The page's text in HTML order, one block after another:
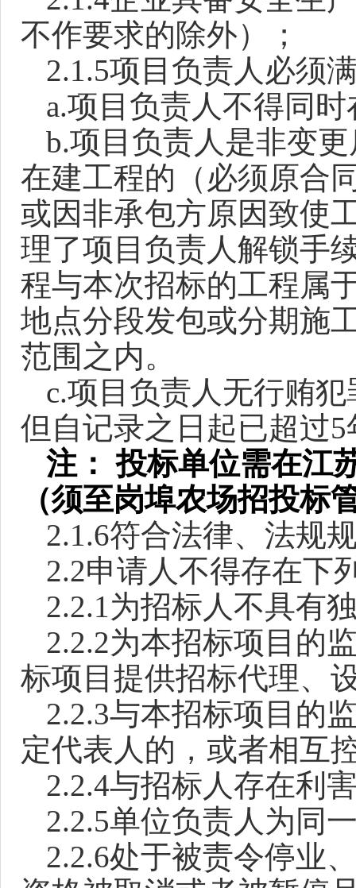
不作要求的除外）
；
2.1.5项目负责人必须
a.项目负责人不得同
b.项目负责人是非变
在建工程的（必须原合
或因非承包方原因致使
理了项目负责人解锁手
程与本次招标的工程属
地点分段发包或分期施
范围之内。
c.项目负责人无行贿
但自记录之日起已超过5
注： 投标单位需在江
（须至岗埠农场招投标
2.1.6符合法律、法规
2.2申请人不得存在下
2.2.1为招标人不具有
2.2.2为本招标项目的
标项目提供招标代理、
2.2.3与本招标项目的
定代表人的，或者相互
2.2.4与招标人存在利
2.2.5单位负责人为同
2.2.6处于被责令停业